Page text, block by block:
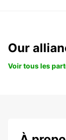
Our
Voir tous les